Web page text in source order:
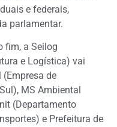
e federais,
parlamentar.
fim, a Seilog
e Logística) vai
de
MS Ambiental
(Departamento
e Prefeitura de